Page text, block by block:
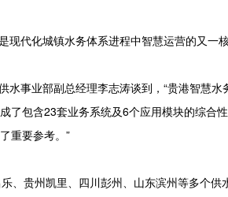
代化城镇水务体系进程中智慧运营的又一核
事业部副总经理李志涛谈到，“贵港智慧水
了包含23套业务系统及6个应用模块的综合
重要参考。”
贵州凯里、四川彭州、山东滨州等多个供